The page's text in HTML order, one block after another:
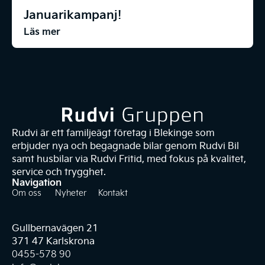
Januarikampanj!
Läs mer
Rudvi är ett familjeägt företag i Blekinge som
erbjuder nya och begagnade bilar genom Rudvi Bil
samt husbilar via Rudvi Fritid, med fokus på kvalitet,
service och trygghet.
Navigation
Om oss Nyheter Kontakt
Gullbernavägen 21
371 47 Karlskrona
0455-578 90